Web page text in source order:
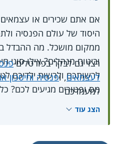
אם אתם שכירים או
היסוד של עולם הפנסיה
ממקום מושכל. מה ההבדל
וביטוח מנהלים? אילו סוגי
לרשותכם ולרשות ילדיכם
מס ופטורים מגיעים לכם?
רצוי גם לבקר בפורטלים
לעצמאים, ופנסיה וחיסכון
למעמדכם
הצג עוד